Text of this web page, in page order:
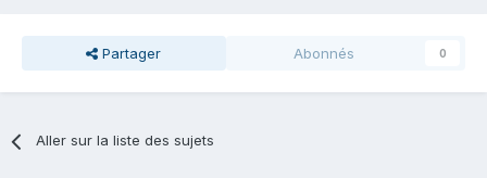
Partager Abonnés 0
Aller sur la liste des sujets